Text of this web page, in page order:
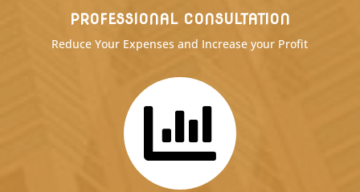
PROFESSIONAL CONSULTATION
Reduce Your Expenses and Increase your Profit
